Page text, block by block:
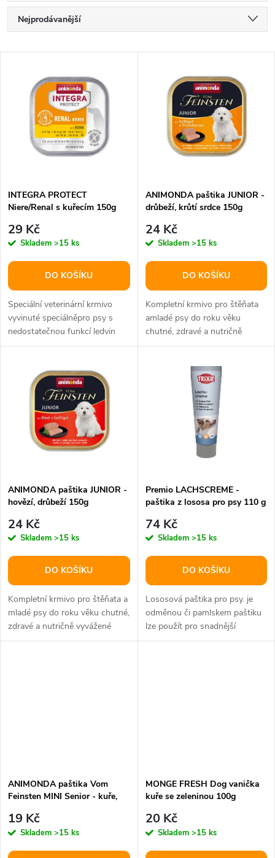
Ř
a
p
r
o
d
u
Nejprodávanější
Abecedně
s
p
r
o
d
u
INTEGRA PROTECT
Niere/Renal s kuřecím 150g
29 Kč
Skladem >15 ks
DO KOŠÍKU
Speciální veterinární krmivo
vyvinuté speciálněpro psy s
nedostatečnou funkcí ledvin
snížený obsah bílkovin a
ANIMONDA paštika JUNIOR -
drůbeží, krůtí srdce 150g
24 Kč
Skladem >15 ks
DO KOŠÍKU
Kompletní krmivo pro štěňata
amladé psy do roku věku
chutné, zdravé a nutričně
vyvážené krmivo z vybraných
ANIMONDA paštika JUNIOR -
hovězí, drůbeží 150g
24 Kč
Skladem >15 ks
DO KOŠÍKU
Kompletní krmivo pro štěňata a
mladé psy do roku věku chutné,
zdravé a nutričně vyvážené
krmivo z vybraných surovin...
Premio LACHSCREME -
paštika z lososa pro psy 110 g
74 Kč
Skladem >15 ks
DO KOŠÍKU
Lososová paštika pro psy. je
odměnou či pamlskem paštiku
lze použít pro snadnější
podávání léku bez přidaného...
ANIMONDA paštika Vom
Feinsten MINI Senior - kuře,
19 Kč
Skladem >15 ks
MONGE FRESH Dog vanička
kuře se zeleninou 100g
20 Kč
Skladem >15 ks